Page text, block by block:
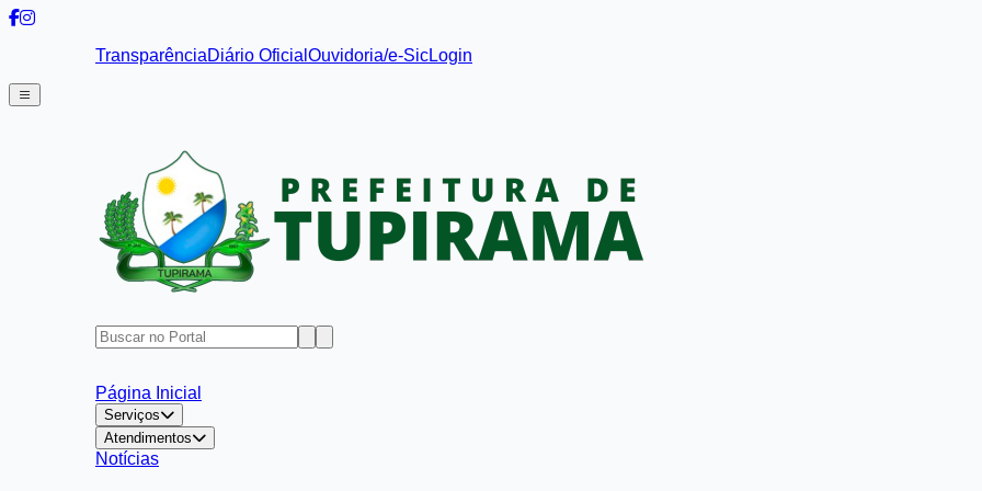
TransparênciaDiário Oficial Ouvidoria/e-SicLogin
Página Inicial
Serviços
Atendimentos
Notícias